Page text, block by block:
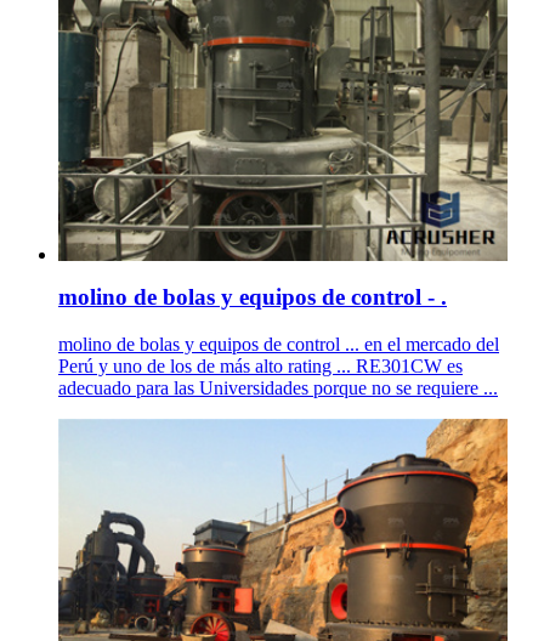
molino de bolas y equipos de control - .
molino de bolas y equipos de control ... en el mercado del
Perú y uno de los de más alto rating ... RE301CW es
adecuado para las Universidades porque no se requiere ...